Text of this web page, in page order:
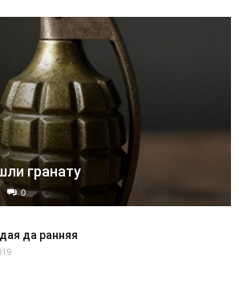
гранату
0
да ранняя